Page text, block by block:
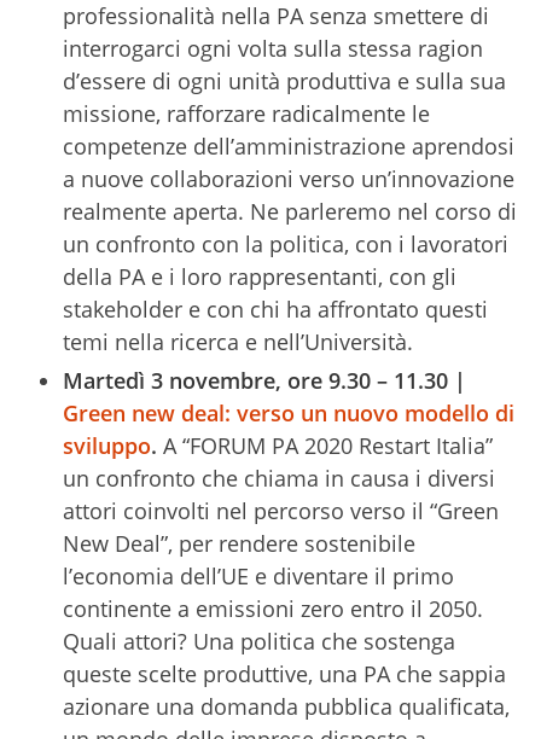
professionalità nella PA senza smettere di
interrogarci ogni volta sulla stessa ragion
d’essere di ogni unità produttiva e sulla sua
missione, rafforzare radicalmente le
competenze dell’amministrazione aprendosi
a nuove collaborazioni verso un’innovazione
realmente aperta. Ne parleremo nel corso di
un confronto con la politica, con i lavoratori
della PA e i loro rappresentanti, con gli
stakeholder e con chi ha affrontato questi
temi nella ricerca e nell’Università.
Martedì 3 novembre, ore 9.30 – 11.30 |
Green new deal: verso un nuovo modello di
sviluppo. A “FORUM PA 2020 Restart Italia”
un confronto che chiama in causa i diversi
attori coinvolti nel percorso verso il “Green
New Deal”, per rendere sostenibile
l’economia dell’UE e diventare il primo
continente a emissioni zero entro il 2050.
Quali attori? Una politica che sostenga
queste scelte produttive, una PA che sappia
azionare una domanda pubblica qualificata,